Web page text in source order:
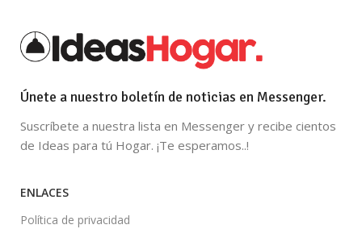
Únete a nuestro boletín de noticias en Messenger.
Suscríbete a nuestra lista en Messenger y recibe cientos
de Ideas para tú Hogar. ¡Te esperamos..!
ENLACES
Política de privacidad